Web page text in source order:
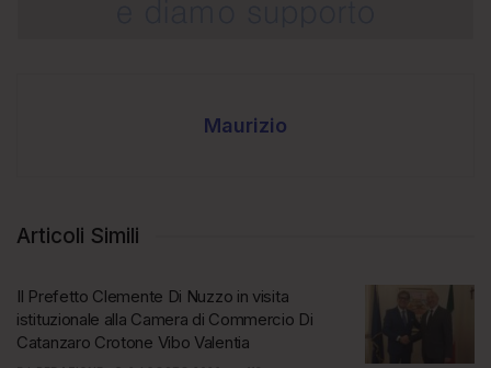
Maurizio
Articoli Simili
Il Prefetto Clemente Di Nuzzo in visita
istituzionale alla Camera di Commercio Di
Catanzaro Crotone Vibo Valentia